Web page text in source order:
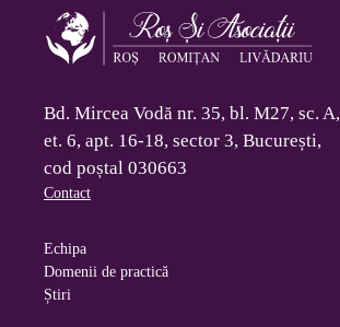
Bd. Mircea Vodă nr. 35, bl. M27, sc. A,
et. 6, apt. 16-18, sector 3, București,
cod poștal 030663
Contact
Echipa
Domenii de practică
Știri